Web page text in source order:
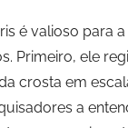
é valioso para
Primeiro, ele
crosta em
a